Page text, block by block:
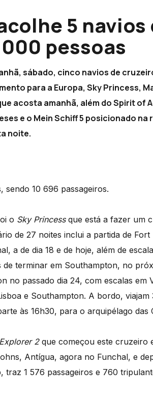
5 navios
pessoas
sábado, cinco navios de
para a Europa, Sky Princess,
acosta amanhã, além do Spirit of
e o Mein Schiff 5 posicionado na
noite.
sendo 10 696 passageiros.
o Sky Princessque está a fazer um
de 27 noites inclui a partida de Fort
a de dia 18 e de hoje, além de
terminar em Southampton, no
no passado dia 24, com escalas em
e Southampton. A bordo, viajam
às 16h30, para o arquipélago das
2 que começou este cruzeiro
Antígua, agora no Funchal, e
traz 1 576 passageiros e 760